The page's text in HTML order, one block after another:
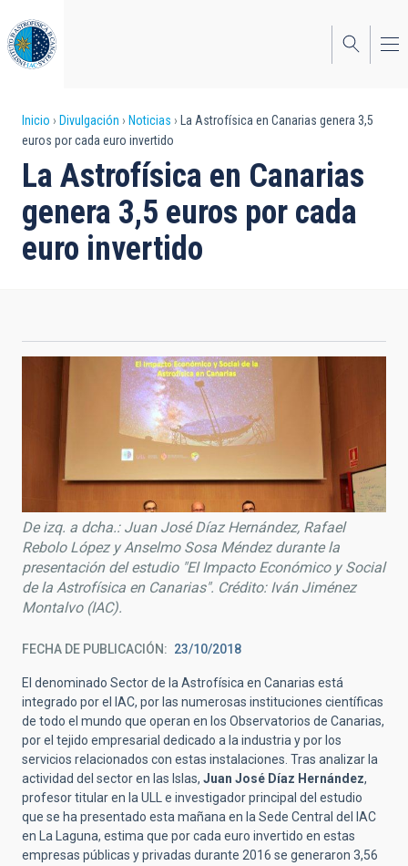
al
contenido
principal
Sobrescribir
enlaces
de
ayuda
a
Inicio Divulgación Noticias
La Astrofísica en Canarias genera 3,5
euros por cada euro invertido
La Astrofísica en Canarias
genera 3,5 euros por cada
euro invertido
De izq. a dcha.: Juan José Díaz Hernández, Rafael
Rebolo López y Anselmo Sosa Méndez durante la
presentación del estudio "El Impacto Económico y Social
de la Astrofísica en Canarias". Crédito: Iván Jiménez
Montalvo (IAC).
FECHA DE PUBLICACIÓN 23/10/2018
El denominado Sector de la Astrofísica en Canarias está
integrado por el IAC, por las numerosas instituciones científicas
de todo el mundo que operan en los Observatorios de Canarias,
por el tejido empresarial dedicado a la industria y por los
servicios relacionados con estas instalaciones. Tras analizar la
actividad del sector en las Islas, Juan José Díaz Hernández,
profesor titular en la ULL e investigador principal del estudio
que se ha presentado esta mañana en la Sede Central del IAC
en La Laguna, estima que por cada euro invertido en estas
empresas públicas y privadas durante 2016 se generaron 3,56